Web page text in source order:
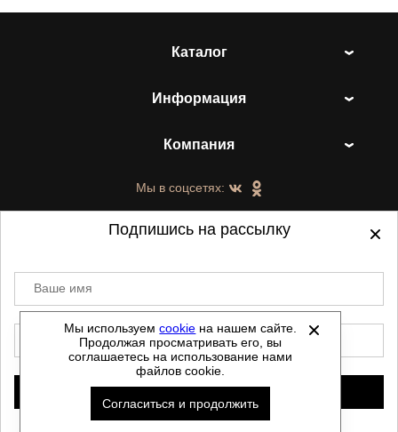
Каталог
Информация
Компания
Мы в соцсетях:
©2021-2026 - ShoesTown.ru - все права
защищены.
Данный сайт не является интернет магазином и
не является публичной офертой.
Политика обработки персональных данных
Автоматизировано -
Мы используемcookie на нашем сайте.
Продолжая просматривать его, вы
соглашаетесь на использование нами
файлов cookie.
Согласиться и продолжить
Подпишись на рассылку
Ваше имя